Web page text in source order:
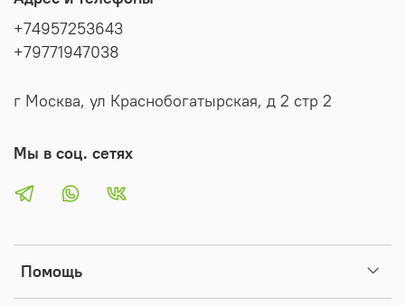
Помощь
+74957253643
+79771947038
г Москва, ул Краснобогатырская, д 2 стр 2
Мы в соц. сетях